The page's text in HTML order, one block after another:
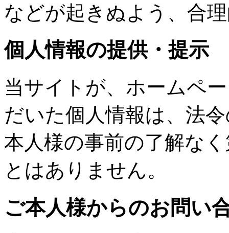
などが起きぬよう、合
個人情報の提供・提示
当サイトが、ホームペ
だいた個人情報は、法
本人様の事前の了解な
とはありません。
ご本人様からのお問い